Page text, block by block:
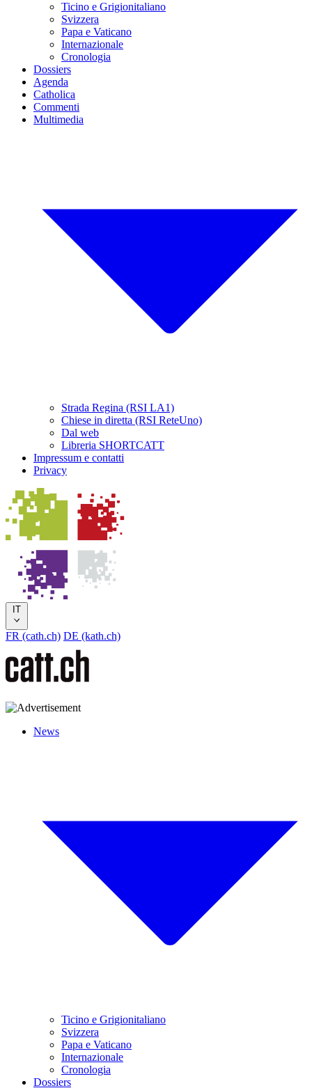
Ticino e Grigionitaliano
Svizzera
Papa e Vaticano
Internazionale
Cronologia
Dossiers
Agenda
Catholica
Commenti
Multimedia
Strada Regina (RSI LA1)
Chiese in diretta (RSI ReteUno)
Dal web
Libreria SHORTCATT
Impressum e contatti
Privacy
IT
FR (cath.ch) DE (kath.ch)
News
Ticino e Grigionitaliano
Svizzera
Papa e Vaticano
Internazionale
Cronologia
Dossiers